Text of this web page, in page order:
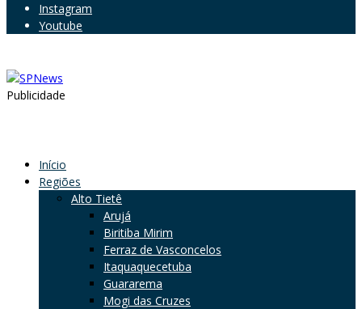
Instagram
Youtube
Publicidade
Início
Regiões
Alto Tietê
Arujá
Biritiba Mirim
Ferraz de Vasconcelos
Itaquaquecetuba
Guararema
Mogi das Cruzes